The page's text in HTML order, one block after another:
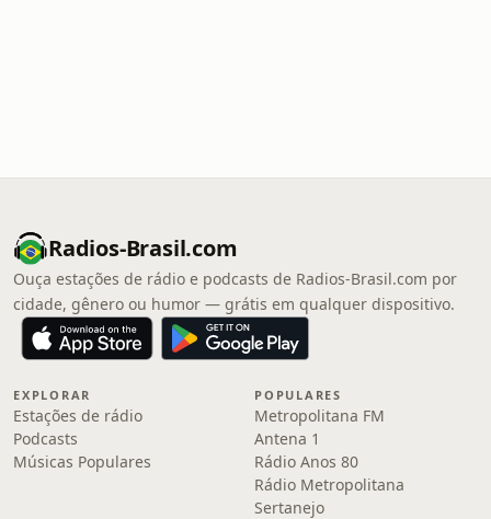
Radios-Brasil.com
Ouça estações de rádio e podcasts de Radios-Brasil.com por
cidade, gênero ou humor — grátis em qualquer dispositivo.
EXPLORAR
Estações de rádio
Podcasts
Músicas Populares
POPULARES
Metropolitana FM
Antena 1
Rádio Anos 80
Rádio Metropolitana
Sertanejo